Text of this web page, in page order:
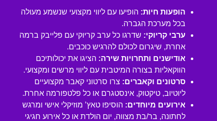
הופעות חיות: הופיעו עם ליווי מקצועי שנשמע מעולה
בכל מערכת הגברה.
ערבי קריוקי: שדרגו כל ערב קריוקי עם פלייבק ברמה
אחרת, שיגרום לכולם להרגיש כוכבים.
אודישנים ותחרויות שירה: הציגו את יכולותיכם
הווקאליות בצורה המיטבית עם ליווי מרשים ומקצועי.
סרטונים וקאברים: צרו סרטוני קאבר מקצועיים
ליוטיוב, טיקטוק, אינסטגרם או כל פלטפורמה אחרת.
אירועים מיוחדים: הוסיפו טאץ’ מוזיקלי אישי ומרגש
לחתונה, בר/בת מצווה, יום הולדת או כל אירוע חגיגי